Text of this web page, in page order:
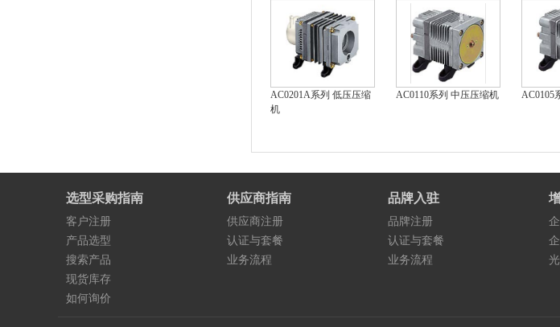
AC0201A系列 低压压缩
机
AC0110系列 中压压缩机 AC0105
选型采购指南
客户注册
产品选型
搜索产品
现货库存
如何询价
供应商指南
供应商注册
认证与套餐
业务流程
品牌入驻
品牌注册
认证与套餐
业务流程